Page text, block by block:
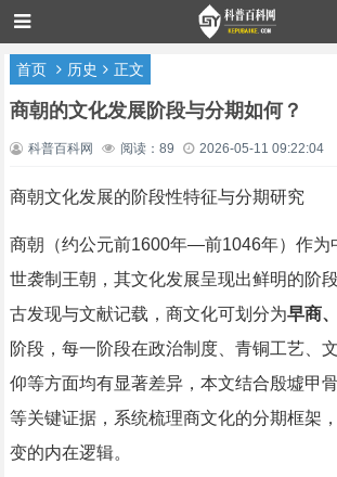
首页 历史 正文
商朝的文化发展阶段与分期如何？
科普百科网 阅读：89 2026-05-11 09:22:04
商朝文化发展的阶段性特征与分期研究
商朝（约公元前1600年—前1046年）作为
世袭制王朝，其文化发展呈现出鲜明的阶
古发现与文献记载，商文化可划分为早商
阶段，每一阶段在政治制度、青铜工艺、
仰等方面均有显著差异，本文结合殷墟甲
等关键证据，系统梳理商文化的分期框架
变的内在逻辑。